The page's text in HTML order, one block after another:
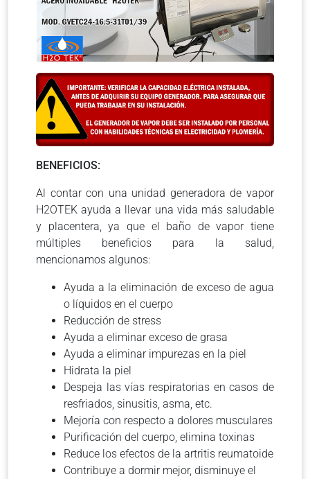
BENEFICIOS:
Al contar con una unidad generadora de vapor
H2OTEK ayuda a llevar una vida más saludable
y placentera, ya que el baño de vapor tiene
múltiples beneficios para la salud,
mencionamos algunos:
Ayuda a la eliminación de exceso de agua
o líquidos en el cuerpo
Reducción de stress
Ayuda a eliminar exceso de grasa
Ayuda a eliminar impurezas en la piel
Hidrata la piel
Despeja las vías respiratorias en casos de
resfriados, sinusitis, asma, etc.
Mejoría con respecto a dolores musculares
Purificación del cuerpo, elimina toxinas
Reduce los efectos de la artritis reumatoide
Contribuye a dormir mejor, disminuye el